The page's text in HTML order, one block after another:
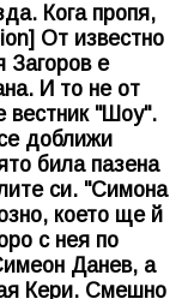
Кога пропя,
От известно
е
И то не от
вестник "Шоу".
доближи
била пазена
си. "Симона
което ще й
с нея по
Данев, а
Кери. Смешно